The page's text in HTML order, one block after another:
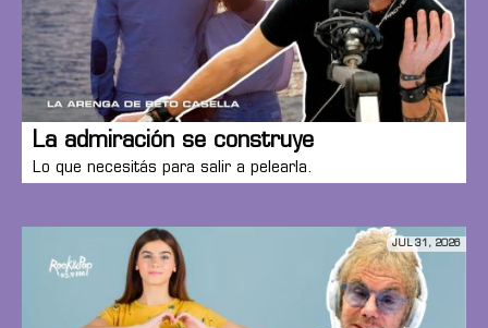
La admiración se construye
Lo que necesitás para salir a pelearla.
JUL 31, 2026